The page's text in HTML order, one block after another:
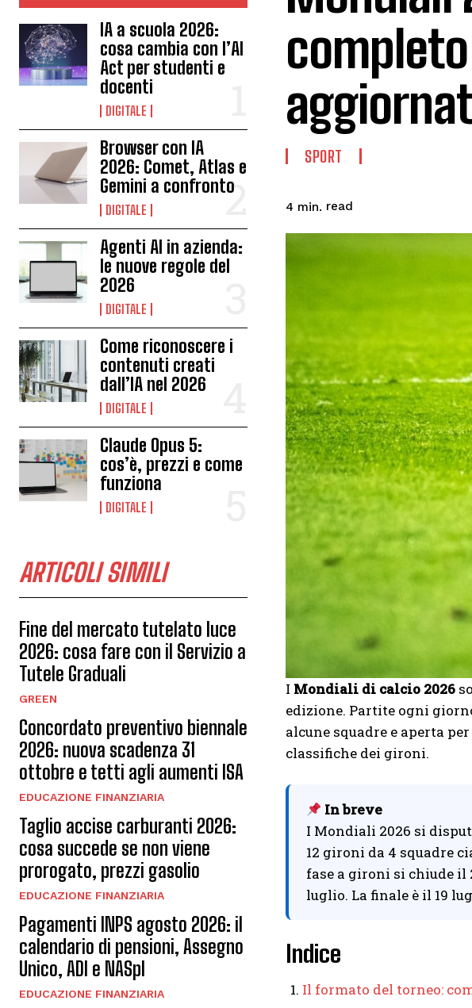
IA a scuola 2026:
cosa cambia con l’AI
Act per studenti e
docenti
DIGITALE
Browser con IA
2026: Comet, Atlas e
Gemini a confronto
DIGITALE
Agenti AI in azienda:
le nuove regole del
2026
DIGITALE
Come riconoscere i
contenuti creati
dall’IA nel 2026
DIGITALE
Claude Opus 5:
cos’è, prezzi e come
funziona
DIGITALE
ARTICOLI SIMILI
Fine del mercato tutelato luce
2026: cosa fare con il Servizio a
Tutele Graduali
GREEN
Concordato preventivo biennale
2026: nuova scadenza 31
ottobre e tetti agli aumenti ISA
EDUCAZIONE FINANZIARIA
Taglio accise carburanti 2026:
cosa succede se non viene
prorogato, prezzi gasolio
EDUCAZIONE FINANZIARIA
Pagamenti INPS agosto 2026: il
calendario di pensioni, Assegno
Unico, ADI e NASpI
EDUCAZIONE FINANZIARIA
SPORT
4 min. read
I Mondiali di calcio 2026
edizione. Partite ogni
alcune squadre e aperta
classifiche dei gironi.
In breve
I Mondiali 2026 si
12 gironi da 4 squadre
fase a gironi si chiude
luglio. La finale è il 19
Indice
Il formato del torneo: